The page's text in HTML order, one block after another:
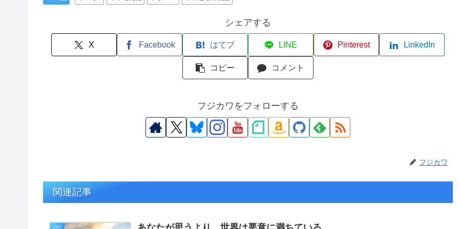
シェアする
X Facebook はてブ LINE Pinterest LinkedIn
コピー コメント
フジカワをフォローする
フジカワ
関連記事
日記